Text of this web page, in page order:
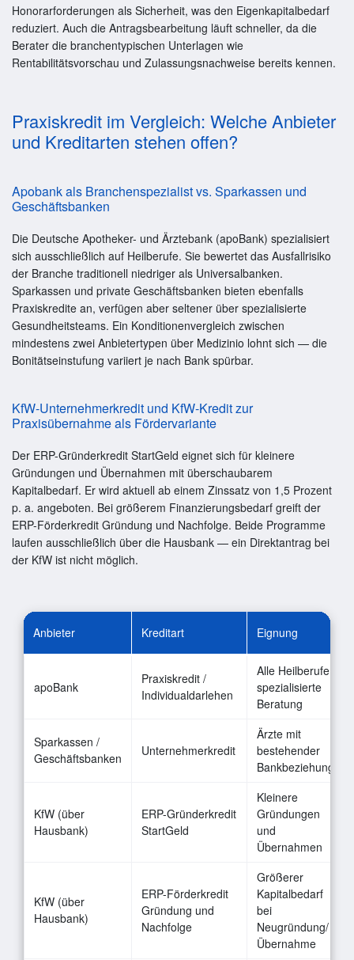
Honorarforderungen als Sicherheit, was den Eigenkapitalbedarf
reduziert. Auch die Antragsbearbeitung läuft schneller, da die
Berater die branchentypischen Unterlagen wie
Rentabilitätsvorschau und Zulassungsnachweise bereits kennen.
Praxiskredit im Vergleich: Welche Anbieter
und Kreditarten stehen offen?
Apobank als Branchenspezialist vs. Sparkassen und
Geschäftsbanken
Die Deutsche Apotheker- und Ärztebank (apoBank) spezialisiert
sich ausschließlich auf Heilberufe. Sie bewertet das Ausfallrisiko
der Branche traditionell niedriger als Universalbanken.
Sparkassen und private Geschäftsbanken bieten ebenfalls
Praxiskredite an, verfügen aber seltener über spezialisierte
Gesundheitsteams. Ein Konditionenvergleich zwischen
mindestens zwei Anbietertypen über Medizinio lohnt sich — die
Bonitätseinstufung variiert je nach Bank spürbar.
KfW-Unternehmerkredit und KfW-Kredit zur
Praxisübernahme als Fördervariante
Der ERP-Gründerkredit StartGeld eignet sich für kleinere
Gründungen und Übernahmen mit überschaubarem
Kapitalbedarf. Er wird aktuell ab einem Zinssatz von 1,5 Prozent
p. a. angeboten. Bei größerem Finanzierungsbedarf greift der
ERP-Förderkredit Gründung und Nachfolge. Beide Programme
laufen ausschließlich über die Hausbank — ein Direktantrag bei
der KfW ist nicht möglich.
Anbieter Kreditart Eignung
apoBank
Praxiskredit /
Individualdarlehen
Alle Heilberufe,
spezialisierte
Beratung
Sparkassen /
Geschäftsbanken
Unternehmerkredit
Ärzte mit
bestehender
Bankbeziehung
KfW (über
Hausbank)
ERP-Gründerkredit
StartGeld
Kleinere
Gründungen
und
Übernahmen
KfW (über
Hausbank)
ERP-Förderkredit
Gründung und
Nachfolge
Größerer
Kapitalbedarf
bei
Neugründung/
Übernahme